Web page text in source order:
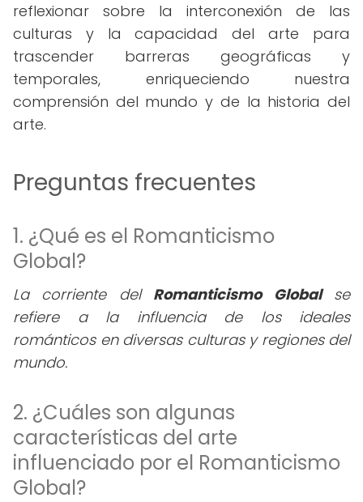
reflexionar sobre la interconexión de las
culturas y la capacidad del arte para
trascender barreras geográficas y
temporales, enriqueciendo nuestra
comprensión del mundo y de la historia del
arte.
Preguntas frecuentes
1. ¿Qué es el Romanticismo
Global?
La corriente del Romanticismo Globalse
refiere a la influencia de los ideales
románticos en diversas culturas y regiones del
mundo.
2. ¿Cuáles son algunas
características del arte
influenciado por el Romanticismo
Global?